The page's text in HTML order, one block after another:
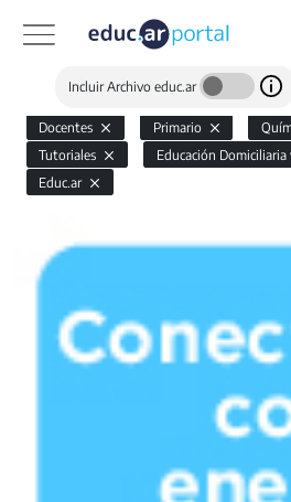
Incluir Archivo educ.ar
Docentes Primario
Tutoriales
Educación
Educ.ar